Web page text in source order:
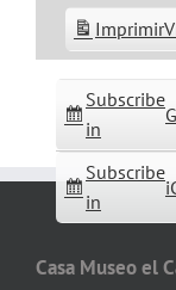
Subscribe
in
Subscribe
in
Imprimir
Casa Museo el